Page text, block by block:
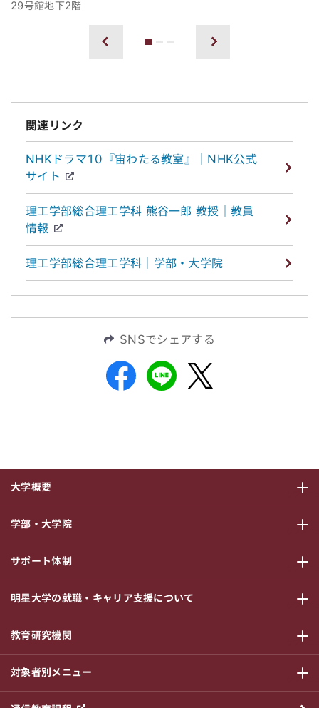
29号館地下2階
関連リンク
NHKドラマ10『宙わたる教室』｜NHK公式
サイト
理工学部総合理工学科 熊谷一郎 教授｜教員
情報
理工学部総合理工学科｜学部・大学院
SNSでシェアする
大学概要
サブメニ
学部・大学院
サブメニ
サポート体制
サブメニ
明星大学の就職・キャリア支援について
サブメニ
教育研究機関
サブメニ
対象者別メニュー
サブメニ